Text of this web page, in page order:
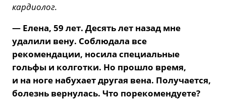
кардиолог.
— Елена, 59 лет. Десять лет назад мне
удалили вену. Соблюдала все
рекомендации, носила специальные
гольфы и колготки. Но прошло время,
и на ноге набухает другая вена. Получается,
болезнь вернулась. Что порекомендуете?